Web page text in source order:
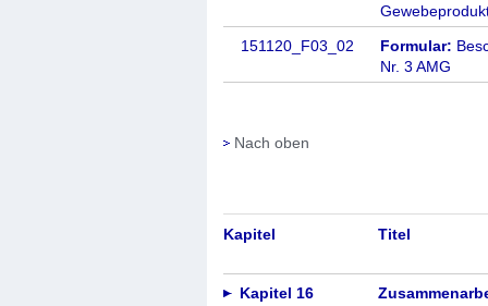
151120_F03_02
Formular:
Nr. 3 AMG
Nach oben
Kapitel Titel
Kapitel 16